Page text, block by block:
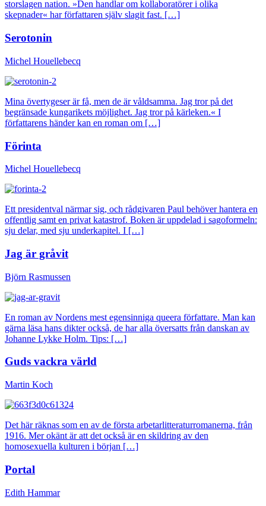
storslagen nation. »Den handlar om kollaboratörer i olika
skepnader« har författaren själv slagit fast. […]
Serotonin
Michel Houellebecq
Mina övertygeser är få, men de är våldsamma. Jag tror på det
begränsade kungarikets möjlighet. Jag tror på kärleken.« I
författarens händer kan en roman om […]
Förinta
Michel Houellebecq
Ett presidentval närmar sig, och rådgivaren Paul behöver hantera en
offentlig samt en privat katastrof. Boken är uppdelad i sagoformeln:
sju delar, med sju underkapitel. I […]
Jag är gråvit
Björn Rasmussen
En roman av Nordens mest egensinniga queera författare. Man kan
gärna läsa hans dikter också, de har alla översatts från danskan av
Johanne Lykke Holm. Tips: […]
Guds vackra värld
Martin Koch
Det här räknas som en av de första arbetarlitteraturromanerna, från
1916. Mer okänt är att det också är en skildring av den
homosexuella kulturen i början […]
Portal
Edith Hammar